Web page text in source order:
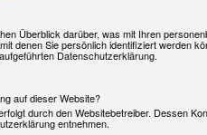
Überblick darüber, was mit Ihren
denen Sie persönlich identifiziert werden
Datenschutzerklärung.
auf dieser Website?
durch den Websitebetreiber. Dessen
entnehmen.